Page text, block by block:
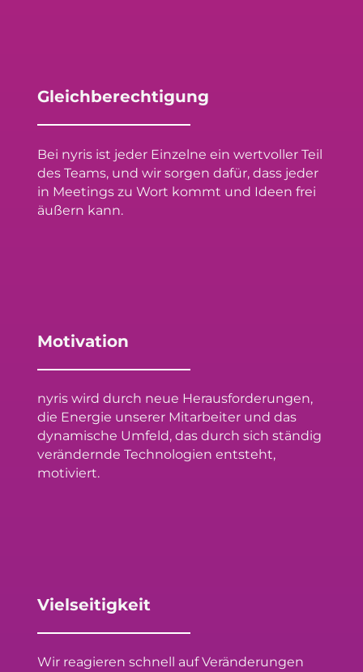
Gleichberechtigung
Bei nyris ist jeder Einzelne ein wertvoller Teil
des Teams, und wir sorgen dafür, dass jeder
in Meetings zu Wort kommt und Ideen frei
äußern kann.
Motivation
nyris wird durch neue Herausforderungen,
die Energie unserer Mitarbeiter und das
dynamische Umfeld, das durch sich ständig
verändernde Technologien entsteht,
motiviert.
Vielseitigkeit
Wir reagieren schnell auf Veränderungen